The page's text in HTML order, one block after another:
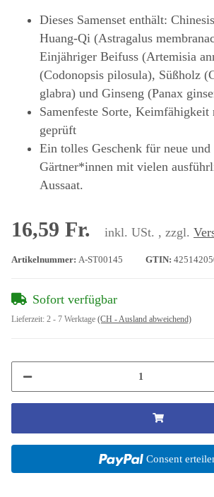
Dieses Samenset enthält:
Huang-Qi (Astragalus
Einjähriger Beifuss (Artemisia
(Codonopsis pilosula), Süßholz
glabra) und Ginseng (Panax
Samenfeste Sorte, Keimfähigkeit
geprüft
Ein tolles Geschenk für neue und
Gärtner*innen mit vielen
Aussaat.
16,59 Fr. inkl. USt. , zzgl.
Artikelnummer: A-ST00145 GTIN:
Sofort verfügbar
Lieferzeit: 2 - 7 Werktage (CH - Ausland abweichend)
Consent